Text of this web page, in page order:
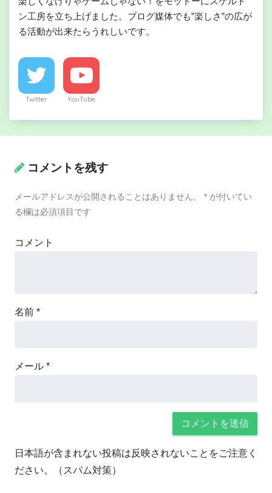
ン工房を立ち上げました。ブログ媒体でも”楽しさ”の広が
る活動が出来たらうれしいです。
Twitter YouTube
コメントを残す
メールアドレスが公開されることはありません。 * が付いてい
る欄は必須項目です
コメント
名前 *
メール *
日本語が含まれない投稿は反映されないことをご注意く
ださい。（スパム対策）